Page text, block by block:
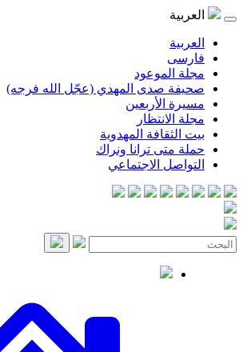
العربية
العربية
فارسی
مجلة الموعود
صحيفة صدى المهدي (عجّل الله فرجه)
مسيرة الأربعين
مجلة الانتظار
بيت الثقافة المهدوية
حملة متى ترانا ونراك
التواصل الاجتماعي